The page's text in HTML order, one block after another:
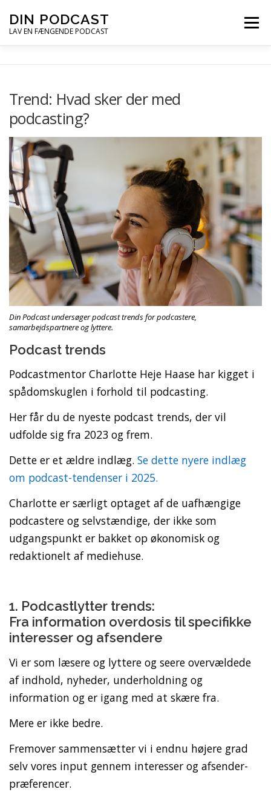
til
indhold
DIN PODCAST
LAV EN FÆNGENDE PODCAST
Menu
PODCAST – LYT
Trend: Hvad sker der med
podcasting?
Din Podcast undersøger podcast trends for podcastere,
samarbejdspartnere og lyttere.
Podcast trends
Podcastmentor Charlotte Heje Haase har kigget i
spådomskuglen i forhold til podcasting.
Her får du de nyeste podcast trends, der vil
udfolde sig fra 2023 og frem.
Dette er et ældre indlæg. Se dette nyere indlæg
om podcast-tendenser i 2025.
Charlotte er særligt optaget af de uafhængige
podcastere og selvstændige, der ikke som
udgangspunkt er bakket op økonomisk og
redaktionelt af mediehuse.
1. Podcastlytter trends:
Fra information overdosis til specifikke
interesser og afsendere
Vi er som læsere og lyttere og seere overvældede
af indhold, nyheder, underholdning og
information og er igang med at skære fra.
Mere er ikke bedre.
Fremover sammensætter vi i endnu højere grad
selv vores input gennem interesser og afsender-
præferencer.